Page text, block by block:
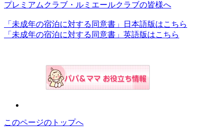
プレミアムクラブ・ルミエールクラブの皆様へ
「未成年の宿泊に対する同意書」日本語版はこちら
「未成年の宿泊に対する同意書」英語版はこちら
このページのトップへ